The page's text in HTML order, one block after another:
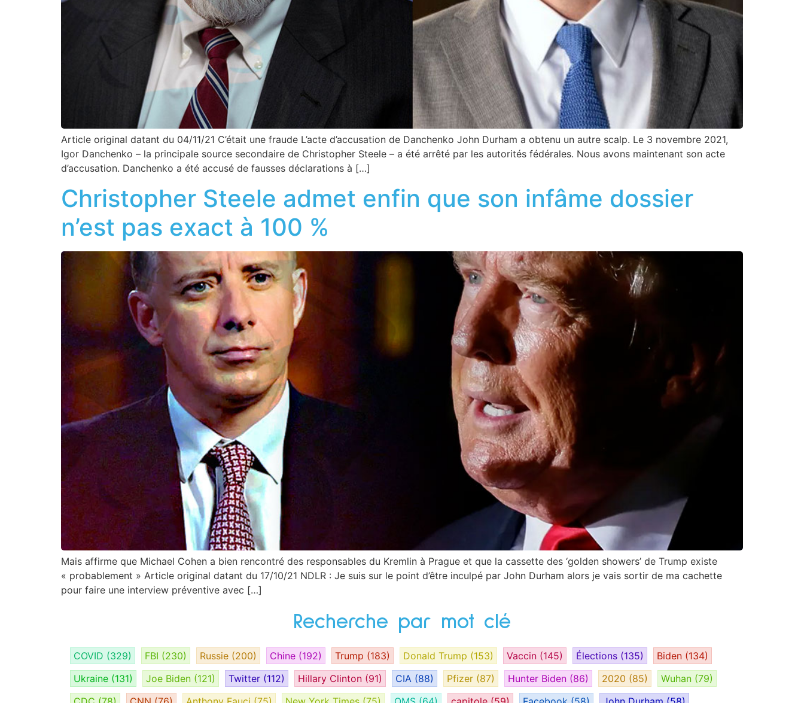
Article original datant du 04/11/21 C’était une fraude L’acte d’accusation de Danchenko John Durham a obtenu un autre scalp. Le 3 novembre 2021,
Igor Danchenko – la principale source secondaire de Christopher Steele – a été arrêté par les autorités fédérales. Nous avons maintenant son acte
d’accusation. Danchenko a été accusé de fausses déclarations à […]
Christopher Steele admet enfin que son infâme dossier
n’est pas exact à 100 %
Mais affirme que Michael Cohen a bien rencontré des responsables du Kremlin à Prague et que la cassette des ‘golden showers’ de Trump existe
« probablement » Article original datant du 17/10/21 NDLR : Je suis sur le point d’être inculpé par John Durham alors je vais sortir de ma cachette
pour faire une interview préventive avec […]
Recherche par mot clé
COVID (329) FBI (230) Russie (200) Chine (192) Trump (183) Donald Trump (153) Vaccin (145) Élections (135) Biden (134)
Ukraine (131) Joe Biden (121) Twitter (112) Hillary Clinton (91) CIA (88) Pfizer (87) Hunter Biden (86) 2020 (85) Wuhan (79)